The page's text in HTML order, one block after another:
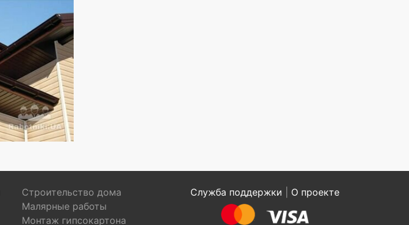
Строительство дома
Малярные работы
Монтаж гипсокартона
Служба поддержки О проекте